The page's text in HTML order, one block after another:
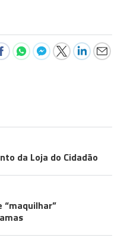
da Loja do Cidadão
“maquilhar”